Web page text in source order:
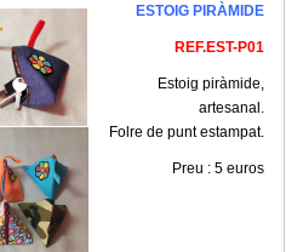
ESTOIG PIRÀMIDE
REF.EST-P01
Estoig piràmide,
artesanal.
Folre de punt estampat.
Preu : 5 euros